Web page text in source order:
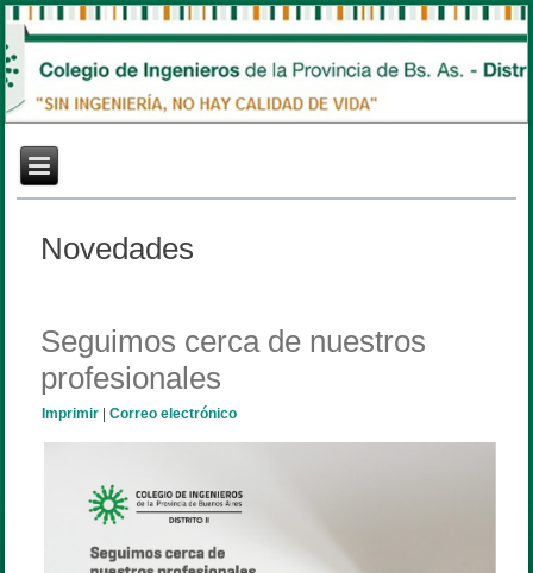
Novedades
Seguimos cerca de nuestros
profesionales
Imprimir |Correo electrónico